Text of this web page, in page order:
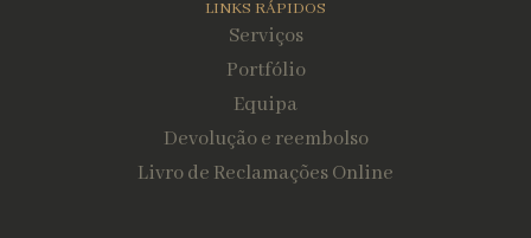
LINKS RÁPIDOS
Serviços
Portfólio
Equipa
Devolução e reembolso
Livro de Reclamações Online